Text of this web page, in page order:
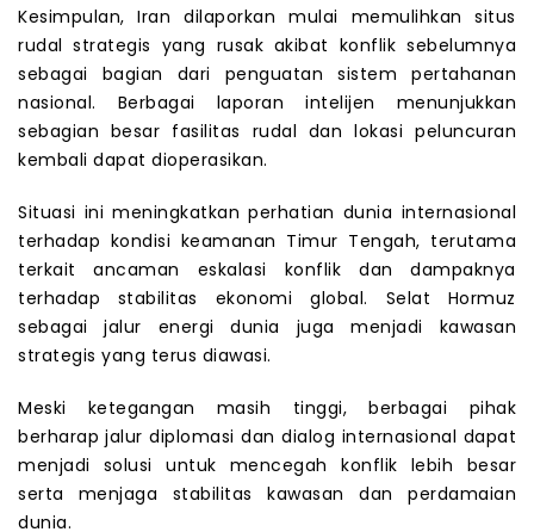
Kesimpulan, Iran dilaporkan mulai memulihkan situs
rudal strategis yang rusak akibat konflik sebelumnya
sebagai bagian dari penguatan sistem pertahanan
nasional. Berbagai laporan intelijen menunjukkan
sebagian besar fasilitas rudal dan lokasi peluncuran
kembali dapat dioperasikan.
Situasi ini meningkatkan perhatian dunia internasional
terhadap kondisi keamanan Timur Tengah, terutama
terkait ancaman eskalasi konflik dan dampaknya
terhadap stabilitas ekonomi global. Selat Hormuz
sebagai jalur energi dunia juga menjadi kawasan
strategis yang terus diawasi.
Meski ketegangan masih tinggi, berbagai pihak
berharap jalur diplomasi dan dialog internasional dapat
menjadi solusi untuk mencegah konflik lebih besar
serta menjaga stabilitas kawasan dan perdamaian
dunia.